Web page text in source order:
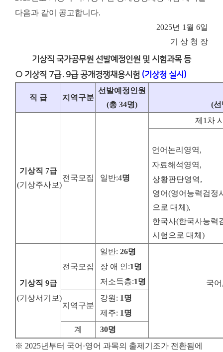
다음과 같이 공고합니다.
2025년 1월 6일
기 상 청 장
기상직 국가공무원 선발예정인원 및 시험과목 등
○ 기상직 7급․9급 공개경쟁채용시험 (기상청 실시)
직 급 지역구분
선발예정인원
(총 34명) (선
기상직 7급
(기상주사보)
전국모집 일반:4명
제1차
언어논리영역,
자료해석영역,
상황판단영역,
영어(영어능력검정
으로 대체),
한국사(한국사능력
시험으로 대체)
기상직 9급
(기상서기보)
전국모집
일반: 26명
장 애 인:1명
저소득층:1명 국
지역구분
강원: 1명
제주: 1명
계
30명
※ 2025년부터 국어·영어 과목의 출제기조가 전환됨에